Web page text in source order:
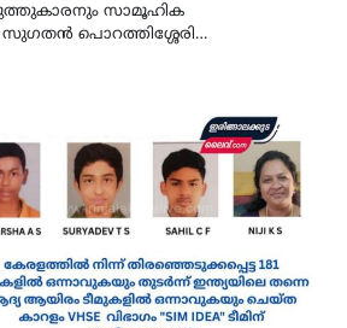
സാമൂഹിക
പൊറത്തിശ്ശേരി…